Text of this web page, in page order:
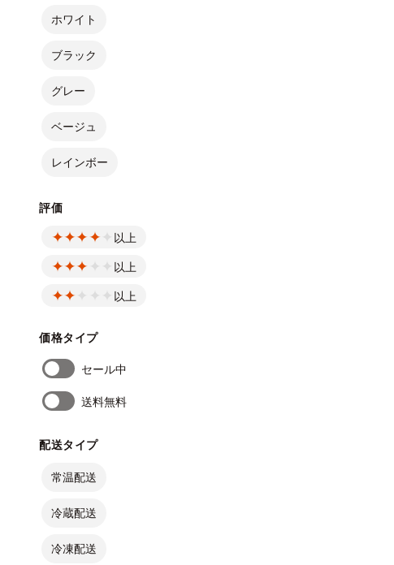
ホワイト
ブラック
グレー
ベージュ
レインボー
評価
以上
以上
以上
価格タイプ
セール中
送料無料
配送タイプ
常温配送
冷蔵配送
冷凍配送